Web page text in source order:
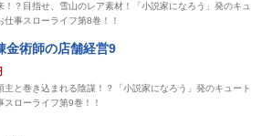
！？目指せ、雪山のレア素材！「小説家になろう」発のキュ
仕事スローライフ第8巻！！
金術師の店舗経営9
主と巻き込まれる陰謀！？「小説家になろう」発のキュート
スローライフ第9巻！！